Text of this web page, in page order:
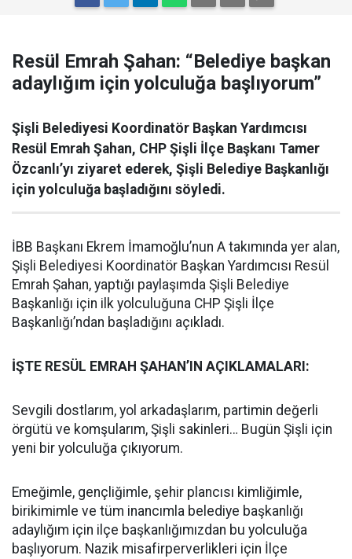
Resül Emrah Şahan: “Belediye başkan
adaylığım için yolculuğa başlıyorum”
Şişli Belediyesi Koordinatör Başkan Yardımcısı
Resül Emrah Şahan, CHP Şişli İlçe Başkanı Tamer
Özcanlı’yı ziyaret ederek, Şişli Belediye Başkanlığı
için yolculuğa başladığını söyledi.
İBB Başkanı Ekrem İmamoğlu’nun A takımında yer alan,
Şişli Belediyesi Koordinatör Başkan Yardımcısı Resül
Emrah Şahan, yaptığı paylaşımda Şişli Belediye
Başkanlığı için ilk yolculuğuna CHP Şişli İlçe
Başkanlığı’ndan başladığını açıkladı.
İŞTE RESÜL EMRAH ŞAHAN’IN AÇIKLAMALARI:
Sevgili dostlarım, yol arkadaşlarım, partimin değerli
örgütü ve komşularım, Şişli sakinleri… Bugün Şişli için
yeni bir yolculuğa çıkıyorum.
Emeğimle, gençliğimle, şehir plancısı kimliğimle,
birikimimle ve tüm inancımla belediye başkanlığı
adaylığım için ilçe başkanlığımızdan bu yolculuğa
başlıyorum. Nazik misafirperverlikleri için İlçe